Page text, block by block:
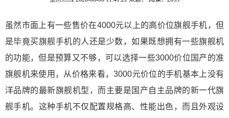
虽然市面上有一些售价在4000元以上的高价位旗舰手机，但
是毕竟买旗舰手机的人还是少数，如果既想拥有一些旗舰机
的功能，但是预算又不够，可以选择一些3000价位国产的准
旗舰机来使用，从价格来看，3000元价位的手机基本上没有
洋品牌的最新旗舰机型，而主要是国产自主品牌的新一代旗
舰手机。这种手机不仅配置规格高、性能出色，而且外观设